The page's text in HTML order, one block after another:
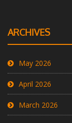
ARCHIVES
May 2026
April 2026
March 2026